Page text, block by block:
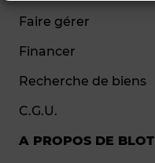
Faire gérer
Financer
Recherche de biens
C.G.U.
A PROPOS DE BLOT